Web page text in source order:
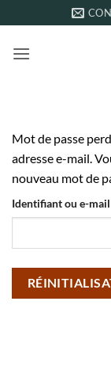
au
contenu
Mot de passe
adresse e-mail.
nouveau mot de
Identifiant ou e-mail